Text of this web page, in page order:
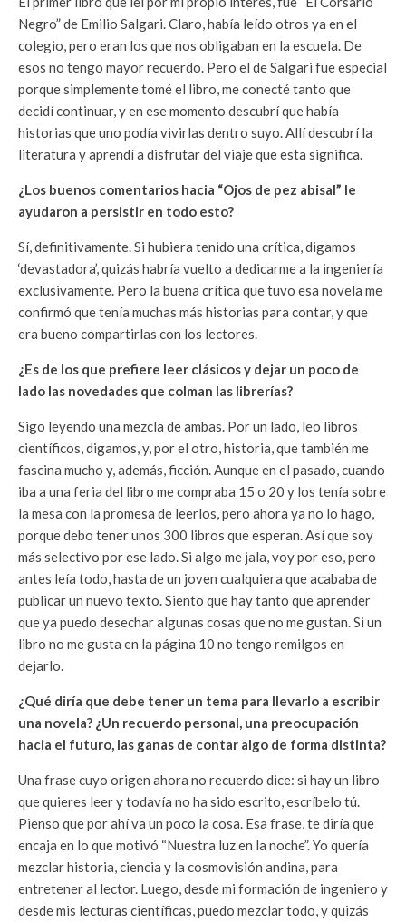
Negro” de Emilio Salgari. Claro, había leído otros ya en el
colegio, pero eran los que nos obligaban en la escuela. De
esos no tengo mayor recuerdo. Pero el de Salgari fue especial
porque simplemente tomé el libro, me conecté tanto que
decidí continuar, y en ese momento descubrí que había
historias que uno podía vivirlas dentro suyo. Allí descubrí la
literatura y aprendí a disfrutar del viaje que esta significa.
¿Los buenos comentarios hacia “Ojos de pez abisal” le
ayudaron a persistir en todo esto?
Sí, definitivamente. Si hubiera tenido una crítica, digamos
‘devastadora’, quizás habría vuelto a dedicarme a la ingeniería
exclusivamente. Pero la buena crítica que tuvo esa novela me
confirmó que tenía muchas más historias para contar, y que
era bueno compartirlas con los lectores.
¿Es de los que prefiere leer clásicos y dejar un poco de
lado las novedades que colman las librerías?
Sigo leyendo una mezcla de ambas. Por un lado, leo libros
científicos, digamos, y, por el otro, historia, que también me
fascina mucho y, además, ficción. Aunque en el pasado, cuando
iba a una feria del libro me compraba 15 o 20 y los tenía sobre
la mesa con la promesa de leerlos, pero ahora ya no lo hago,
porque debo tener unos 300 libros que esperan. Así que soy
más selectivo por ese lado. Si algo me jala, voy por eso, pero
antes leía todo, hasta de un joven cualquiera que acababa de
publicar un nuevo texto. Siento que hay tanto que aprender
que ya puedo desechar algunas cosas que no me gustan. Si un
libro no me gusta en la página 10 no tengo remilgos en
dejarlo.
¿Qué diría que debe tener un tema para llevarlo a escribir
una novela? ¿Un recuerdo personal, una preocupación
hacia el futuro, las ganas de contar algo de forma distinta?
Una frase cuyo origen ahora no recuerdo dice: si hay un libro
que quieres leer y todavía no ha sido escrito, escríbelo tú.
Pienso que por ahí va un poco la cosa. Esa frase, te diría que
encaja en lo que motivó “Nuestra luz en la noche”. Yo quería
mezclar historia, ciencia y la cosmovisión andina, para
entretener al lector. Luego, desde mi formación de ingeniero y
desde mis lecturas científicas, puedo mezclar todo, y quizás